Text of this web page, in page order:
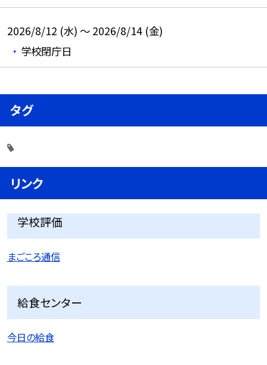
2026/8/12 (水) ～ 2026/8/14 (金)
学校閉庁日
タグ
リンク
学校評価
まごころ通信
給食センター
今日の給食